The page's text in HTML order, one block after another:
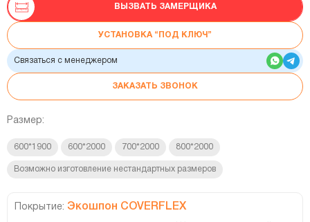
ВЫЗВАТЬ ЗАМЕРЩИКА
УСТАНОВКА “ПОД КЛЮЧ”
Связаться с менеджером
ЗАКАЗАТЬ ЗВОНОК
Размер:
600*1900 600*2000 700*2000 800*2000
Возможно изготовление нестандартных размеров
Покрытие: Экошпон COVERFLEX